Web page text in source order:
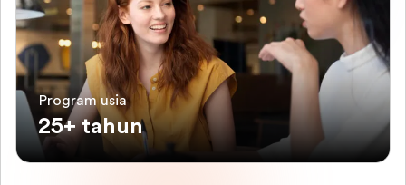
Program usia
25+ tahun